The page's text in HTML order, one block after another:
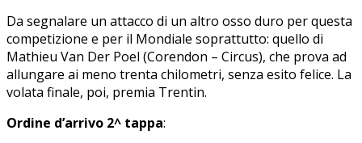
Da segnalare un attacco di un altro osso duro per questa
competizione e per il Mondiale soprattutto: quello di
Mathieu Van Der Poel (Corendon – Circus), che prova ad
allungare ai meno trenta chilometri, senza esito felice. La
volata finale, poi, premia Trentin.
Ordine d’arrivo 2^ tappa: